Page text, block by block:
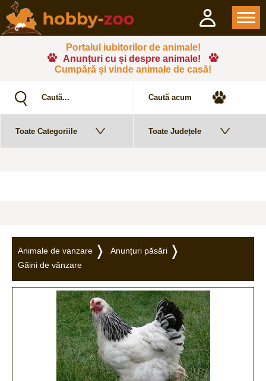
Portalul iubitorilor de animale!
Anunțuri cu și despre animale!
Cumpără și vinde animale de casă!
Animale de vanzare
Anunțuri păsări
Gãini de vânzare